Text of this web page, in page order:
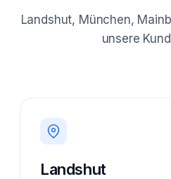
Landshut, München,
unsere
Landshut